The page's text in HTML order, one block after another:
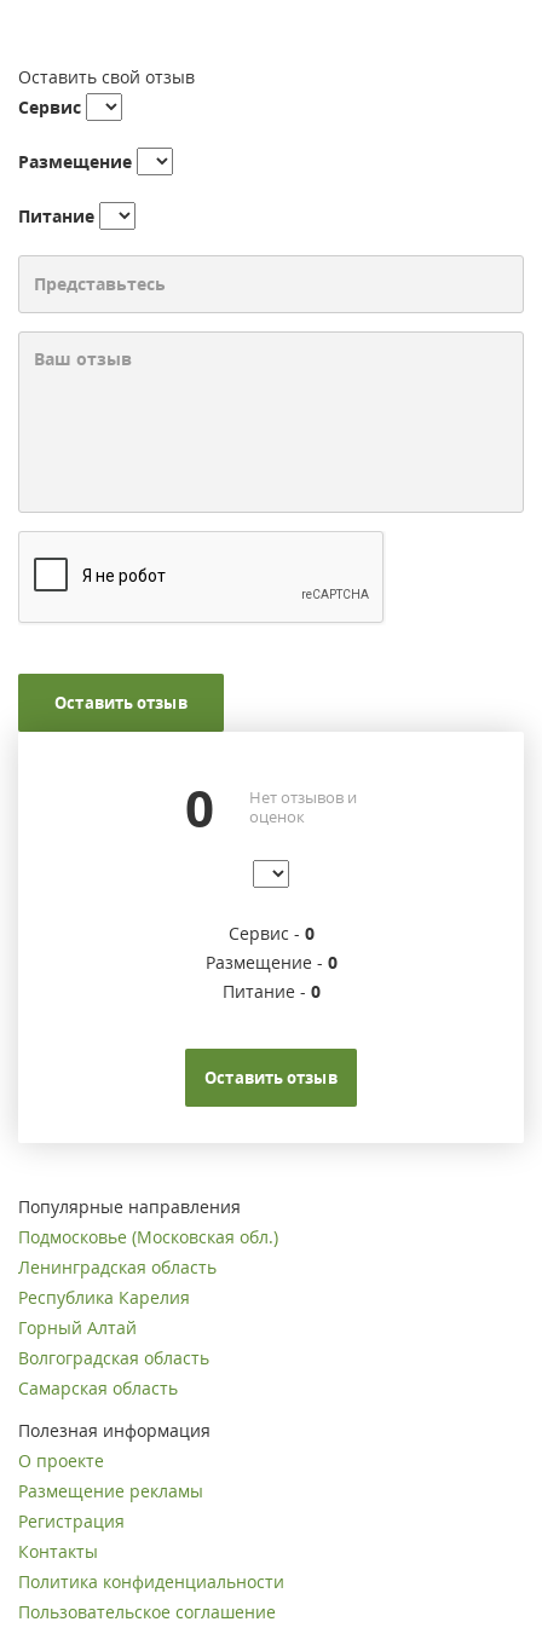
Оставить свой отзыв
Сервис
Размещение
Питание
Оставить отзыв
0
Нет отзывов и
оценок
Сервис - 0
Размещение - 0
Питание - 0
Оставить отзыв
Популярные направления
Подмосковье (Московская обл.)
Ленинградская область
Республика Карелия
Горный Алтай
Волгоградская область
Самарская область
Полезная информация
О проекте
Размещение рекламы
Регистрация
Контакты
Политика конфиденциальности
Пользовательское соглашение